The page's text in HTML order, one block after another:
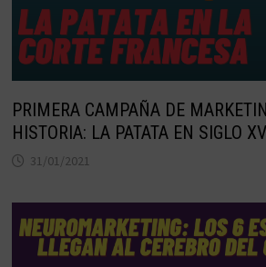
PRIMERA CAMPAÑA DE
HISTORIA: LA PATATA EN SIGLO
31/01/2021